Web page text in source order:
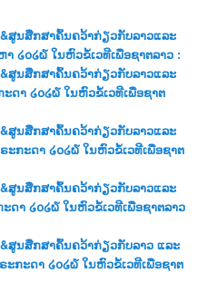
ສູນສືກສາຄົ້ນຄວ້າກ່ຽວກັບລາວແລະ
໒໐໒໖ ໃນຫົວຂໍ້ເວທີເພື່ອຊາຕລາວ :
ສູນສືກສາຄົ້ນຄວ້າກ່ຽວກັບລາວແລະ
ດາ ໒໐໒໖ ໃນຫົວຂໍ້ເວທີເພື່ອຊາຕ
ສູນສືກສາຄົ້ນຄວ້າກ່ຽວກັບລາວແລະ
ະກະດາ ໒໐໒໖ ໃນຫົວຂໍ້ເວທີເພື່ອຊາຕ
ສູນສືກສາຄົ້ນຄວ້າກ່ຽວກັບລາວແລະ
ດາ ໒໐໒໖ ໃນຫົວຂໍ້ເວທີເພື່ອຊາຕລາວ
ສູນສືກສາຄົ້ນຄວ້າກ່ຽວກັບລາວ ແລະ
ະກະດາ ໒໐໒໖ ໃນຫົວຂໍ້ເວທີເພື່ອຊາຕ